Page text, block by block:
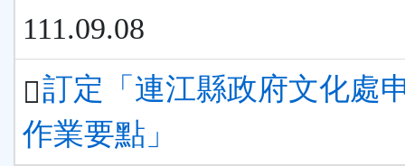
111.09.08
訂定「連江縣政府文化處
作業要點」